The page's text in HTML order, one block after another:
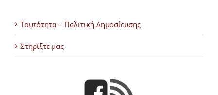
Ταυτότητα – Πολιτική Δημοσίευσης
Στηρίξτε μας